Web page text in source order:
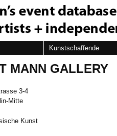
Kunstschaffende
MANN GALLERY
3-4
Mitte
Kunst